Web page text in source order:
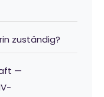
zuständig?
—